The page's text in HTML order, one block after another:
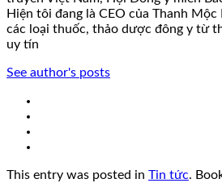
Hiện tôi đang là CEO của Thanh
các loại thuốc, thảo dược đông y từ
uy tín
See author's posts
This entry was posted in Tin tức.